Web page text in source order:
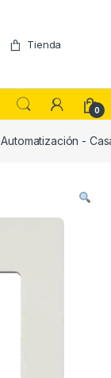
Tienda
0
Automatización -